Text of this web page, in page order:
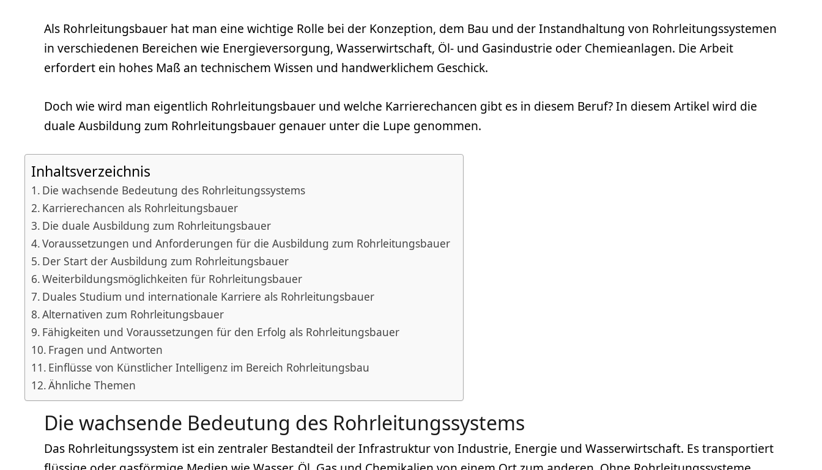
Als Rohrleitungsbauer hat man eine wichtige Rolle bei der Konzeption, dem Bau und der Instandhaltung von Rohrleitungssystemen
in verschiedenen Bereichen wie Energieversorgung, Wasserwirtschaft, Öl- und Gasindustrie oder Chemieanlagen. Die Arbeit
erfordert ein hohes Maß an technischem Wissen und handwerklichem Geschick.
Doch wie wird man eigentlich Rohrleitungsbauer und welche Karrierechancen gibt es in diesem Beruf? In diesem Artikel wird die
duale Ausbildung zum Rohrleitungsbauer genauer unter die Lupe genommen.
Inhaltsverzeichnis
Die wachsende Bedeutung des Rohrleitungssystems
Karrierechancen als Rohrleitungsbauer
Die duale Ausbildung zum Rohrleitungsbauer
Voraussetzungen und Anforderungen für die Ausbildung zum Rohrleitungsbauer
Der Start der Ausbildung zum Rohrleitungsbauer
Weiterbildungsmöglichkeiten für Rohrleitungsbauer
Duales Studium und internationale Karriere als Rohrleitungsbauer
Alternativen zum Rohrleitungsbauer
Fähigkeiten und Voraussetzungen für den Erfolg als Rohrleitungsbauer
Fragen und Antworten
Einflüsse von Künstlicher Intelligenz im Bereich Rohrleitungsbau
Ähnliche Themen
Die wachsende Bedeutung des Rohrleitungssystems
Das Rohrleitungssystem ist ein zentraler Bestandteil der Infrastruktur von Industrie, Energie und Wasserwirtschaft. Es transportiert